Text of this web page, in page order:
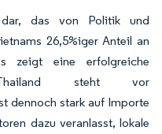
das von Politik und
26,5%iger Anteil an
zeigt eine erfolgreiche
Thailand steht vor
dennoch stark auf Importe
dazu veranlasst, lokale